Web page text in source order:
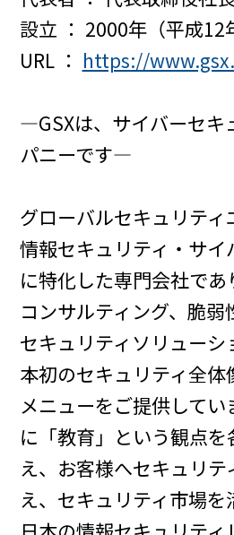
設立 ： 2000年（平成12
URL ： https://
―GSXは、サイバーセキ
パニーです―
グローバルセキュリティ
情報セキュリティ・サイ
に特化した専門会社であ
コンサルティング、脆
セキュリティソリューシ
本初のセキュリティ全
メニューをご提供してい
に「教育」という観点
え、お客様へセキュリ
え、セキュリティ市場を